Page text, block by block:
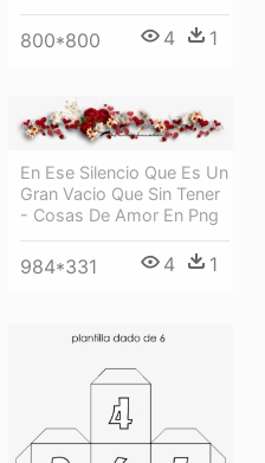
800*800 4 1
En Ese Silencio Que Es Un
Gran Vacio Que Sin Tener
- Cosas De Amor En Png
984*331 4 1